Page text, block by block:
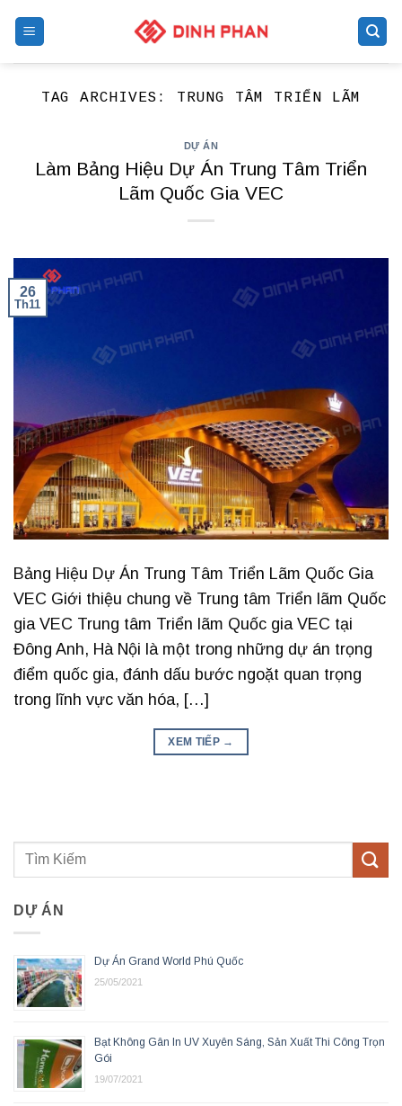
TAG ARCHIVES: TRUNG TÂM TRIỂN LÃM
DỰ ÁN
Làm Bảng Hiệu Dự Án Trung Tâm Triển
Lãm Quốc Gia VEC
26
Th11
Bảng Hiệu Dự Án Trung Tâm Triển Lãm Quốc Gia
VEC Giới thiệu chung về Trung tâm Triển lãm Quốc
gia VEC Trung tâm Triển lãm Quốc gia VEC tại
Đông Anh, Hà Nội là một trong những dự án trọng
điểm quốc gia, đánh dấu bước ngoặt quan trọng
trong lĩnh vực văn hóa, […]
XEM TIẾP →
DỰ ÁN
Dự Án Grand World Phú Quốc
25/05/2021
Bạt Không Gân In UV Xuyên Sáng, Sản Xuất Thi Công Trọn
Gói
19/07/2021